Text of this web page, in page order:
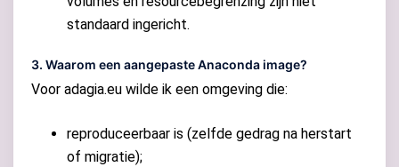
standaard ingericht.
3. Waarom een aangepaste Anaconda image?
Voor adagia.eu wilde ik een omgeving die:
reproduceerbaar is (zelfde gedrag na herstart
of migratie);